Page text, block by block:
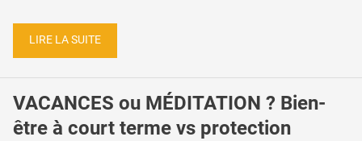
LIRE LA SUITE
VACANCES ou MÉDITATION ? Bien-
être à court terme vs protection